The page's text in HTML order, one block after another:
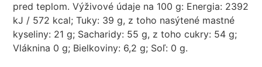
pred teplom. Výživové údaje na 100 g: Energia: 2392
kJ / 572 kcal; Tuky: 39 g, z toho nasýtené mastné
kyseliny: 21 g; Sacharidy: 55 g, z toho cukry: 54 g;
Vláknina 0 g; Bielkoviny: 6,2 g; Soľ: 0 g.